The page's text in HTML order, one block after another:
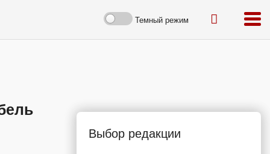
Темный режим
Выбор редакции